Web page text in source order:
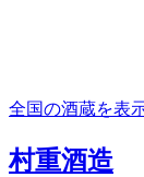
全国の酒蔵を表
村重酒造